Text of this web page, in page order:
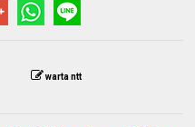
warta ntt